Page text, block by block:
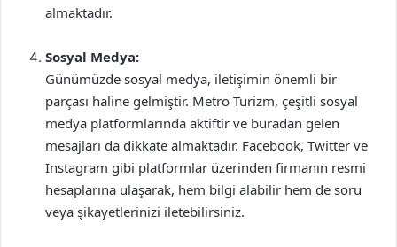
almaktadır.
Sosyal Medya:
Günümüzde sosyal medya, iletişimin önemli bir
parçası haline gelmiştir. Metro Turizm, çeşitli sosyal
medya platformlarında aktiftir ve buradan gelen
mesajları da dikkate almaktadır. Facebook, Twitter ve
Instagram gibi platformlar üzerinden firmanın resmi
hesaplarına ulaşarak, hem bilgi alabilir hem de soru
veya şikayetlerinizi iletebilirsiniz.